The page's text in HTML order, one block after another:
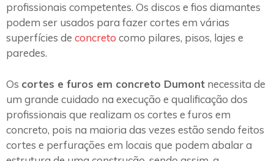
profissionais competentes. Os discos e fios diamantes
podem ser usados para fazer cortes em várias
superfícies de concreto como pilares, pisos, lajes e
paredes.
Os cortes e furos em concreto Dumont necessita de
um grande cuidado na execução e qualificação dos
profissionais que realizam os cortes e furos em
concreto, pois na maioria das vezes estão sendo feitos
cortes e perfurações em locais que podem abalar a